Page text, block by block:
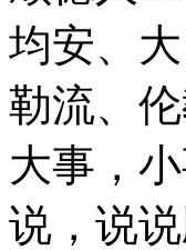
均安、
勒流、伦
大事，
说，说说